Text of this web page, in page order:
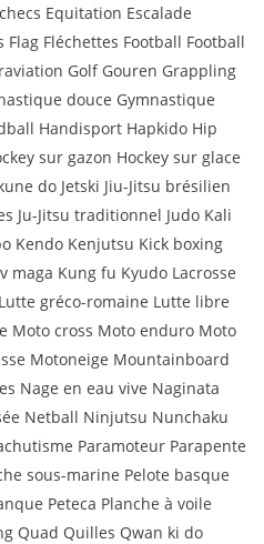
Equitation Escalade
Fléchettes Football Football
Golf Gouren Grappling
douce Gymnastique
Handisport Hapkido Hip
sur gazon Hockey sur glace
do Jetski Jiu-Jitsu brésilien
Ju-Jitsu traditionnel Judo Kali
Kendo Kenjutsu Kick boxing
maga Kung fu Kyudo Lacrosse
gréco-romaine Lutte libre
Moto cross Moto enduro Moto
Motoneige Mountainboard
Nage en eau vive Naginata
Netball Ninjutsu Nunchaku
Paramoteur Parapente
sous-marine Pelote basque
Peteca Planche à voile
Quad Quilles Qwan ki do